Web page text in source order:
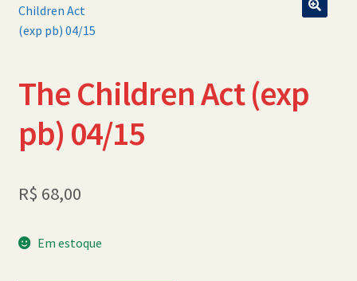
Contato
Minha Conta
SCHOLASTICBOOKCLUB
The Children Act (exp
pb) 04/15
R$ 68,00
Em estoque